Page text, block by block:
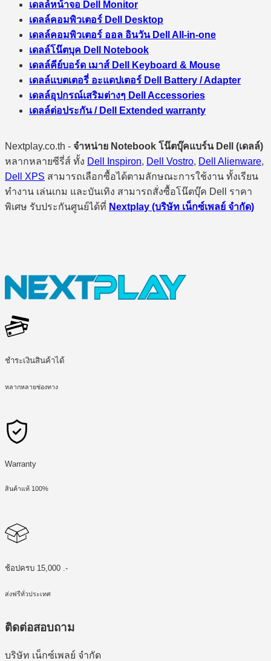
เดลล์หน้าจอ Dell Monitor
เดลล์คอมพิวเตอร์ Dell Desktop
เดลล์คอมพิวเตอร์ ออล อินวัน Dell All-in-one
เดลล์โน๊ตบุค Dell Notebook
เดลล์คีย์บอร์ด เมาส์ Dell Keyboard & Mouse
เดลล์แบตเตอรี่ อะแดปเตอร์ Dell Battery / Adapter
เดลล์อุปกรณ์เสริมต่างๆ Dell Accessories
เดลล์ต่อประกัน / Dell Extended warranty
Nextplay.co.th - จำหน่าย Notebook โน๊ตบุ๊คแบร์น Dell (เดลล์)
หลากหลายซีรี่ส์ ทั้ง Dell Inspiron, Dell Vostro, Dell Alienware,
Dell XPS สามารถเลือกซื้อได้ตามลักษณะการใช้งาน ทั้งเรียน
ทำงาน เล่นเกม และบันเทิง สามารถสั่งซื้อโน๊ตบุ๊ค Dell ราคา
พิเศษ รับประกันศูนย์ได้ที่ Nextplay (บริษัท เน็กซ์เพลย์ จำกัด)
ชำระเงินสินค้าได้
หลากหลายช่องทาง
Warranty
สินค้าแท้ 100%
ช้อปครบ 15,000 .-
ส่งฟรีทั่วประเทศ
ติดต่อสอบถาม
บริษัท เน็กซ์เพลย์ จำกัด